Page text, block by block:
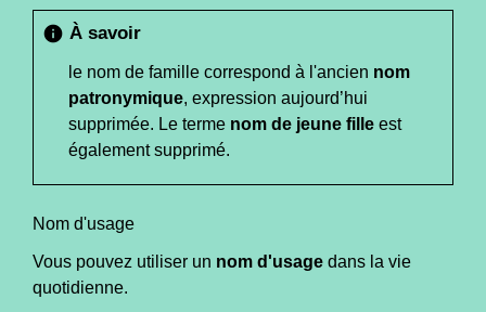
info À savoir
le nom de famille correspond à l'ancien nom
patronymique, expression aujourd’hui
supprimée. Le terme nom de jeune fille est
également supprimé.
Nom d'usage
Vous pouvez utiliser un nom d'usage dans la vie
quotidienne.